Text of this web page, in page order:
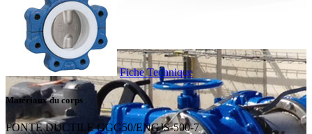
Fiche Technique
Matériaux du corps
FONTE DUCTILE GGG50/ENGJS-500-7